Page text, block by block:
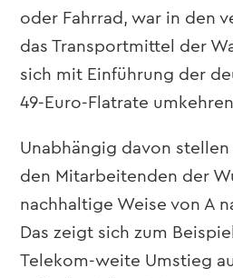
oder Fahrrad, war in den
das Transportmittel der
sich mit Einführung der
49-Euro-Flatrate
Unabhängig davon
den Mitarbeitenden der
nachhaltige Weise von A
Das zeigt sich zum
Telekom-weite Umstieg